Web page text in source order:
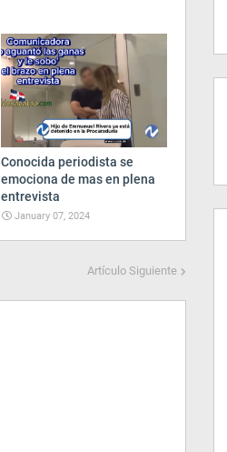
Conocida periodista se
emociona de mas en plena
entrevista
January 07, 2024
Artículo Siguiente